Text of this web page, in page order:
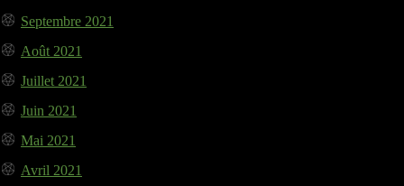
Septembre 2021
Août 2021
Juillet 2021
Juin 2021
Mai 2021
Avril 2021